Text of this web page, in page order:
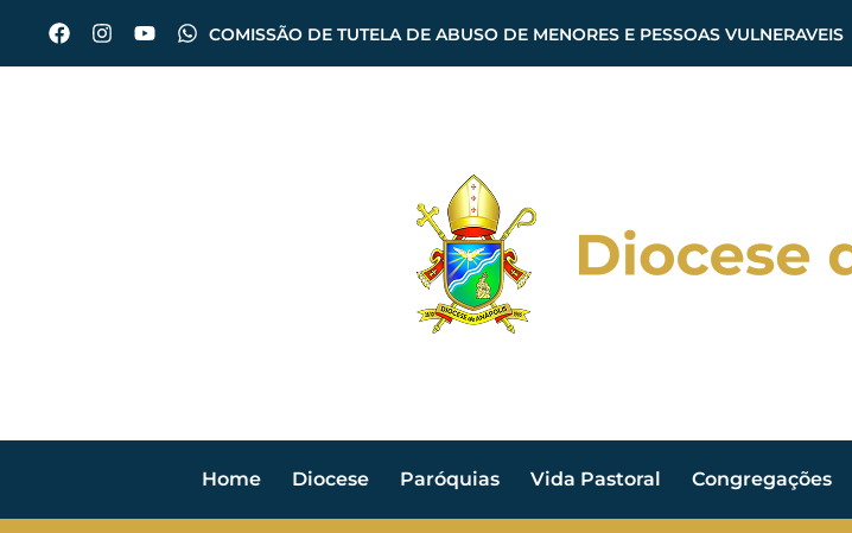
COMISSÃO DE TUTELA DE ABUSO DE MENORES E PESSOAS VULNERAVEIS
Home Diocese Paróquias Vida Pastoral Congregações